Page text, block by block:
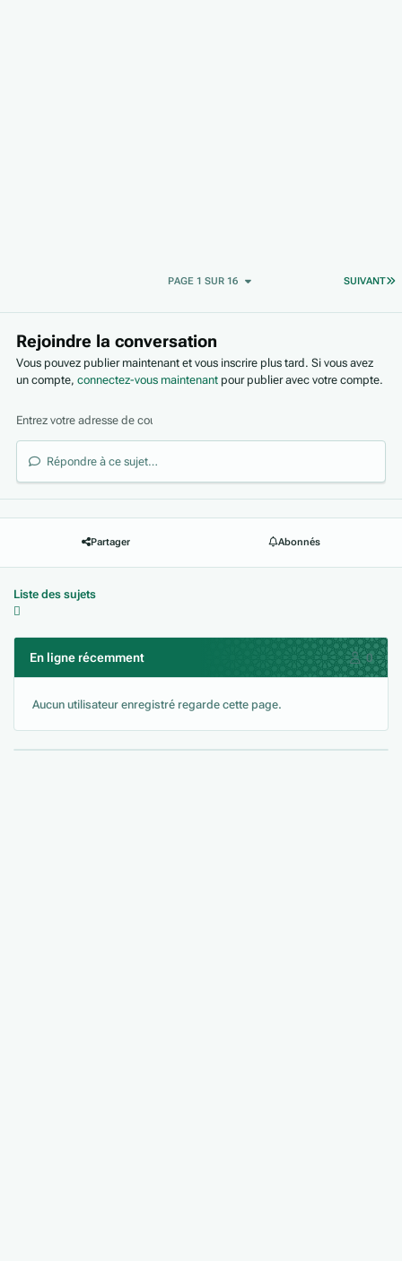
SUIVANT
PAGE 1 SUR 16
Rejoindre la conversation
Vous pouvez publier maintenant et vous inscrire plus tard. Si vous avez
un compte,connectez-vous maintenant pour publier avec votre compte.
Répondre à ce sujet…
Partager Abonnés
Liste des sujets
En ligne récemment 0
Aucun utilisateur enregistré regarde cette page.